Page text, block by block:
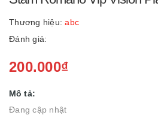
Thương hiệu: abc
Đánh giá:
200.000₫
Mô tả:
Đang cập nhật